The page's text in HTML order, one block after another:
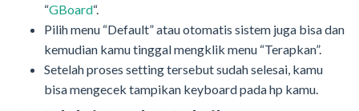
“GBoard“.
Pilih menu “Default” atau otomatis sistem juga bisa dan
kemudian kamu tinggal mengklik menu “Terapkan”.
Setelah proses setting tersebut sudah selesai, kamu
bisa mengecek tampikan keyboard pada hp kamu.